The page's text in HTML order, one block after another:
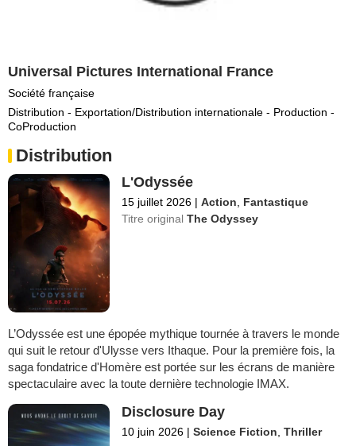
Universal Pictures International France
Société française
Distribution - Exportation/Distribution internationale - Production -
CoProduction
Distribution
L'Odyssée
15 juillet 2026 | Action
Fantastique
Titre originalThe Odyssey
L’Odyssée est une épopée mythique tournée à travers le monde
qui suit le retour d'Ulysse vers Ithaque. Pour la première fois, la
saga fondatrice d'Homère est portée sur les écrans de manière
spectaculaire avec la toute dernière technologie IMAX.
Disclosure Day
10 juin 2026 | Science Fiction ,Thriller